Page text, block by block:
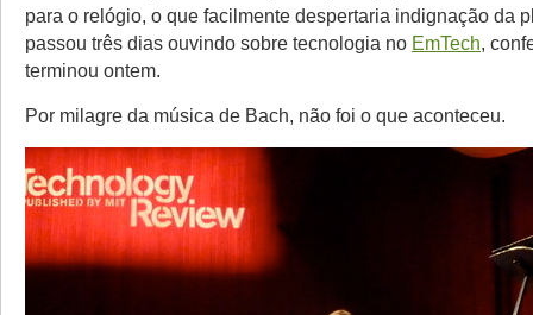
para o relógio, o que facilmente despertaria indignação da
passou três dias ouvindo sobre tecnologia no EmTech,
terminou ontem.
Por milagre da música de Bach, não foi o que aconteceu.